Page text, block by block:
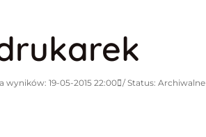
wyników: 19-05-2015 22:00 Status: Archiwalne